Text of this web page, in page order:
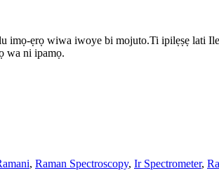
imọ-ẹrọ wiwa iwoye bi mojuto.Ti ipilẹṣẹ lati
wa ni ipamọ.
, Raman Spectroscopy, Ir Spectrometer,